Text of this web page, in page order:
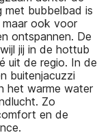
met bubbelbad is
ook voor
ontspannen. De
jij in de hottub
uit de regio. In de
buitenjacuzzi
het warme water
Zo
en de